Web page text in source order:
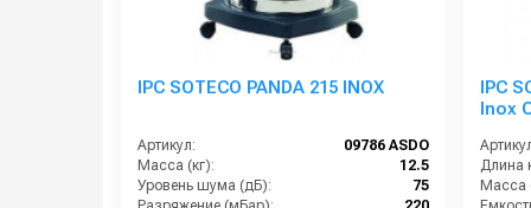
IPC SOTECO PANDA 215 INOX
Артикул:
09786 ASDO
Масса (кг):
12.5
Уровень шума (дБ):
75
IPC
Inox
Длина
Масса